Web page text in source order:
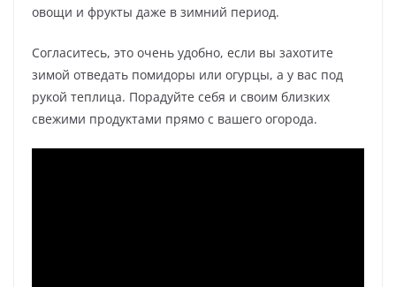
овощи и фрукты даже в зимний период.
Согласитесь, это очень удобно, если вы захотите
зимой отведать помидоры или огурцы, а у вас под
рукой теплица. Порадуйте себя и своим близких
свежими продуктами прямо с вашего огорода.